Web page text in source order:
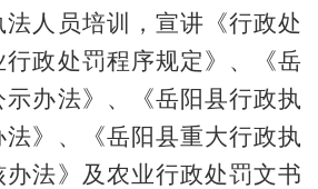
人员培训，宣讲《行政处
政处罚程序规定》、《岳
示办法》、《岳阳县行政执
》、《岳阳县重大行政执
法》及农业行政处罚文书